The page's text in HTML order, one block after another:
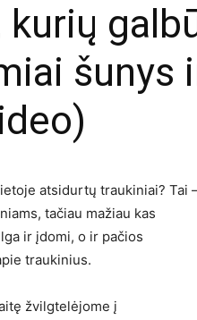
šunys
atsidurtų traukiniai? Tai
tačiau mažiau kas
ir įdomi, o ir pačios
traukinius.
žvilgtelėjome į